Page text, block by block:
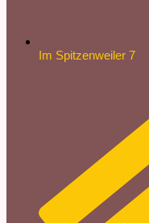
Im Spitzenweiler 7